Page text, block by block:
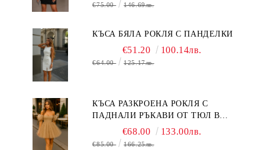
€75.00 146.69лв.
КЪСА БЯЛА РОКЛЯ С ПАНДЕЛКИ
€51.20 100.14лв.
€64.00 125.17лв.
КЪСА РАЗКРОЕНА РОКЛЯ С
ПАДНАЛИ РЪКАВИ ОТ ТЮЛ В
БЕЖОВО€68.00 133.00лв.
€85.00 166.25лв.